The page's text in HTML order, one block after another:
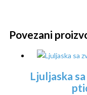
Povezani
Ljuljaska